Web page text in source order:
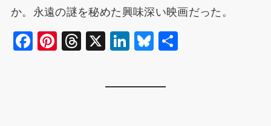
か。永遠の謎を秘めた興味深い映画だった。
F
Pi
T
X
Li
Bl